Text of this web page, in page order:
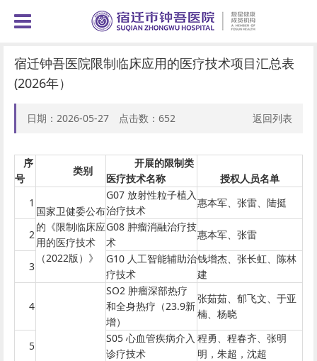
宿迁钟吾医院限制临床应用的医疗技术项目汇总表
(2026年）
日期：2026-05-27 点击数： 652 返回列表
序
号
类别
开展的限制类
医疗技术名称
授权人员名单
1
国家卫健委公布
的《限制临床应
用的医疗技术
（2022版）》
G07 放射性粒子植入
治疗技术
惠本军、张雷、陆挺
2
G08 肿瘤消融治疗技
术
惠本军、张雷
3
G10 人工智能辅助治
疗技术
钱增杰、张长虹、陈林
建
4
SO2 肿瘤深部热疗
和全身热疗（23.9新
增）
张茹茹、郁飞文、于亚
楠、杨晓
5
S05 心血管疾病介入
诊疗技术
程勇、程春齐、张明
明，朱超，沈超